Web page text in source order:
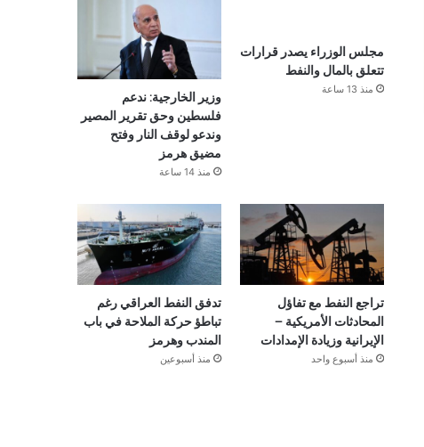
مجلس الوزراء يصدر قرارات
تتعلق بالمال والنفط
منذ 13 ساعة
وزير الخارجية: ندعم
فلسطين وحق تقرير المصير
وندعو لوقف النار وفتح
مضيق هرمز
منذ 14 ساعة
تراجع النفط مع تفاؤل
المحادثات الأمريكية –
الإيرانية وزيادة الإمدادات
منذ أسبوع واحد
تدفق النفط العراقي رغم
تباطؤ حركة الملاحة في باب
المندب وهرمز
منذ أسبوعين